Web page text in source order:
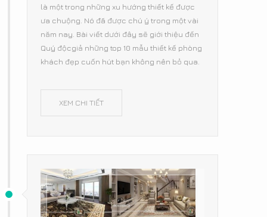
là một trong những xu hướng thiết kế được
ưa chuộng. Nó đã được chú ý trong một vài
năm nay. Bài viết dưới đây sẽ giới thiệu đến
Quý độcgiả những top 10 mẫu thiết kế phòng
khách đẹp cuốn hút bạn không nên bỏ qua.
XEM CHI TIẾT